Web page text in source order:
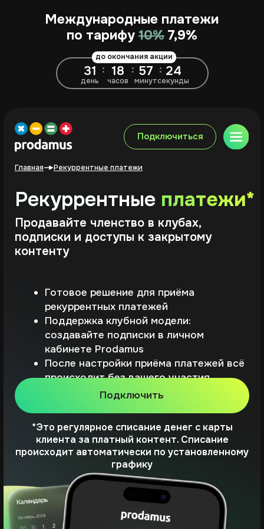
Международные платежи
по тарифу10%7,9%
:
:
: 22
секунды
57
минут
18
часов
31
Подключиться
Рекуррентные
*Это регулярное списание денег с карты
клиента за платный контент. Списание
происходит автоматически по установленному
графику
Готовое решение для приёма
рекуррентных платежей
Поддержка клубной модели:
После настройки приёма платежей всё
происходит без вашего участия
подписки и доступы к закрытому
контенту
Подключить
Главная Рекуррентные платежи